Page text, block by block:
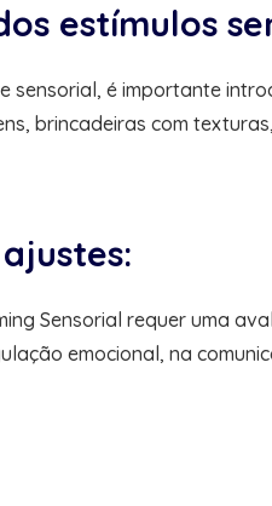
estímulos
sensorial, é importante
brincadeiras com
Sensorial requer uma
emocional, na